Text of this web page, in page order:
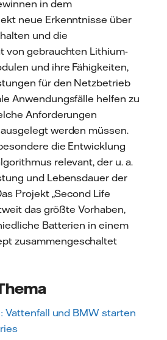
in dem
neue Erkenntnisse über
und die
von gebrauchten Lithium-
und ihre Fähigkeiten,
für den Netzbetrieb
Anwendungsfälle helfen zu
Anforderungen
werden müssen.
die Entwicklung
relevant, der u. a.
und Lebensdauer der
Projekt „Second Life
das größte Vorhaben,
Batterien in einem
zusammengeschaltet
Vattenfall und BMW starten